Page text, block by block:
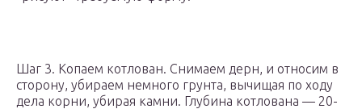
Шаг 3. Копаем котлован. Снимаем дерн, и относим в
сторону, убираем немного грунта, вычищая по ходу
дела корни, убирая камни. Глубина котлована — 20-